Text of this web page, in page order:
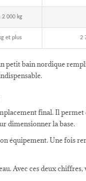
2 000 kg
et plus 2
petit bain nordique
final. Il
dimensionner la base.
équipement. Une fois
Avec ces deux